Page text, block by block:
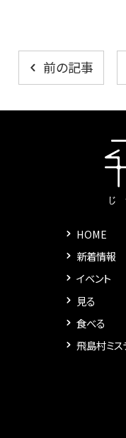
前の記事
HOME
新着情報
イベント
見る
食べる
飛島村ミス